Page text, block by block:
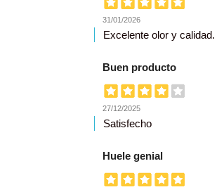
31/01/2026
Excelente olor y calidad.
Buen producto
27/12/2025
Satisfecho
Huele genial